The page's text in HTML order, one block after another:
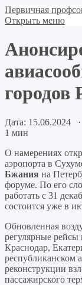
Первичная
Открыть меню
городов
Дата: 15.06.2024
1 мин
О намерениях
аэропорта в
Бжания на
форуме. По его
работать с 31
состоится уже в
Обновленная
регулярные
Краснодар,
республиканском
реконструкции
пассажирского